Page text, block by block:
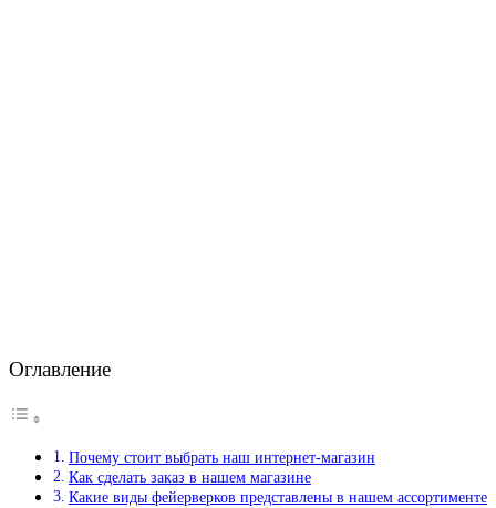
Оглавление
Почему стоит выбрать наш интернет-магазин
Как сделать заказ в нашем магазине
Какие виды фейерверков представлены в нашем ассортименте